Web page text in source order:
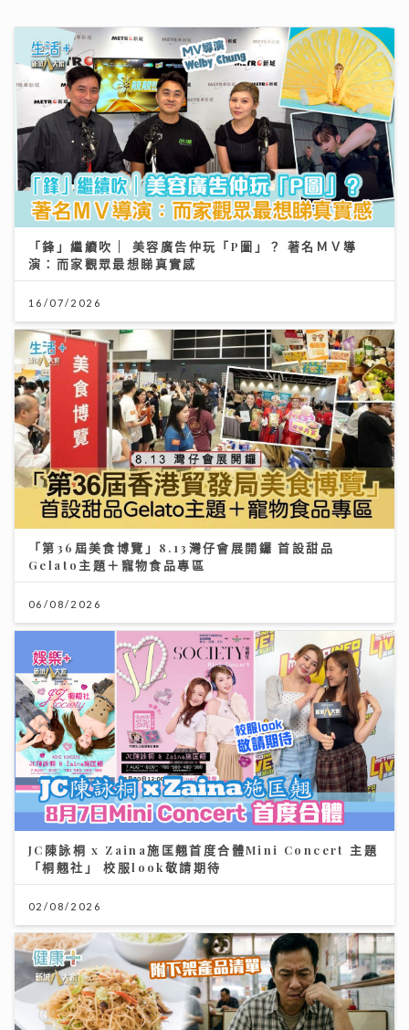
「鋒」繼續吹 | 美容廣告仲玩「P圖」？ 著名ＭＶ導
演：而家觀眾最想睇真實感
16/07/2026
「第36屆美食博覽」8.13灣仔會展開鑼 首設甜品
Gelato主題＋寵物食品專區
06/08/2026
JC陳詠桐 x Zaina施匡翹首度合體Mini Concert 主題
「桐翹社」 校服look敬請期待
02/08/2026
台灣米粉驗出一級致癌物甲醛！專家教你揀米粉秘訣與 2
招自救去毒法